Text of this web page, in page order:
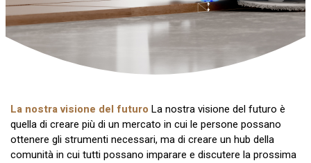
La nostra visione del futuro La nostra visione del futuro è
quella di creare più di un mercato in cui le persone possano
ottenere gli strumenti necessari, ma di creare un hub della
comunità in cui tutti possano imparare e discutere la prossima